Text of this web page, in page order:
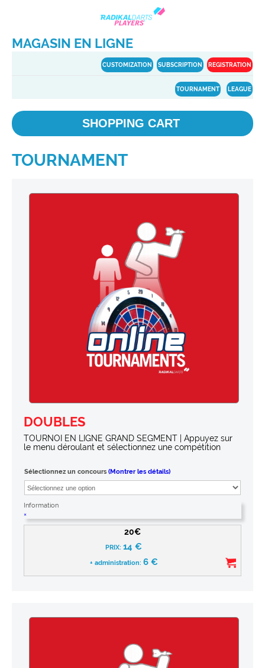
MAGASIN EN LIGNE
CUSTOMIZATION SUBSCRIPTION REGISTRATION
TOURNAMENT LEAGUE
SHOPPING CART
TOURNAMENT
DOUBLES
TOURNOI EN LIGNE GRAND SEGMENT | Appuyez sur
le menu déroulant et sélectionnez une compétition
Sélectionnez un concours (Montrer les détails)
Information
×
20€
PRIX: 14 €
+ administration: 6 €